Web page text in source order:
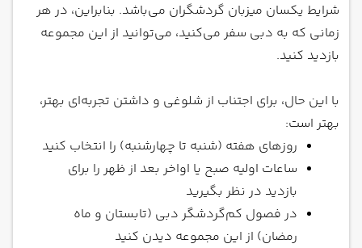
شرایط یکسان میزبان گردشگران می‌باشد. بنابراین، در هر
زمانی که به دبی سفر می‌کنید، می‌توانید از این مجموعه
بازدید کنید.
با این حال، برای اجتناب از شلوغی و داشتن تجربه‌ای بهتر،
بهتر است:
روزهای هفته (شنبه تا چهارشنبه) را انتخاب کنید
ساعات اولیه صبح یا اواخر بعد از ظهر را برای
بازدید در نظر بگیرید
در فصول کم‌گردشگر دبی (تابستان و ماه
رمضان) از این مجموعه دیدن کنید